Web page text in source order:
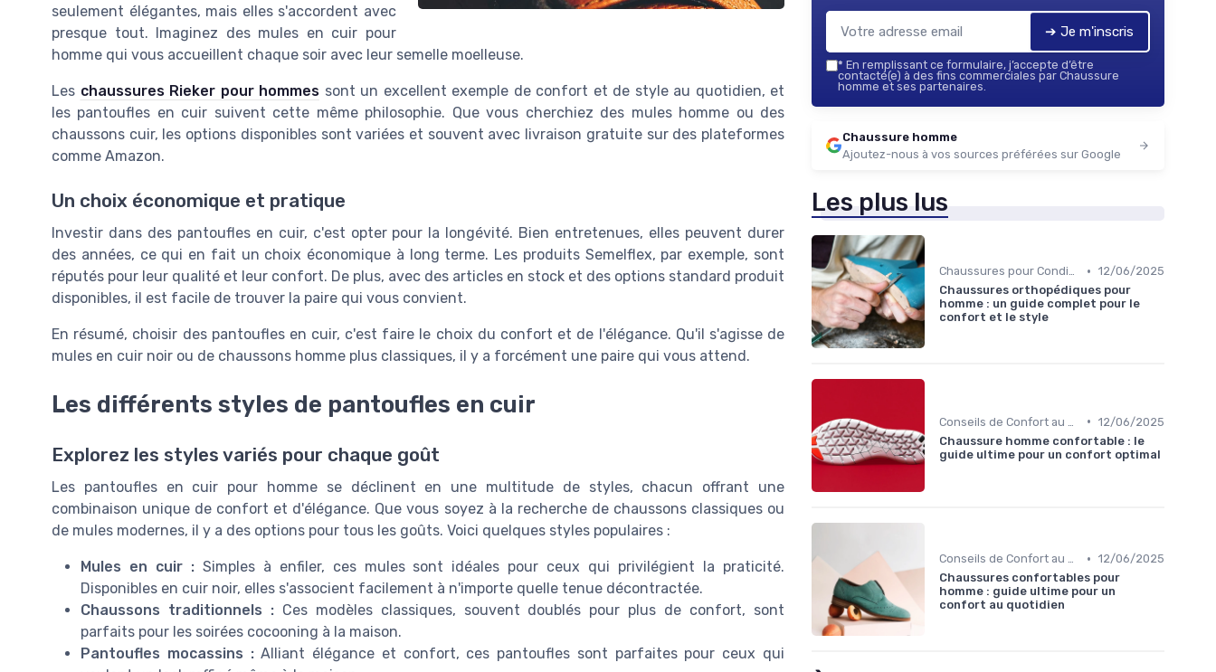
seulement élégantes, mais elles s'accordent avec
presque tout. Imaginez des mules en cuir pour
homme qui vous accueillent chaque soir avec leur semelle moelleuse.
Les chaussures Rieker pour hommes sont un excellent exemple de confort et de style au quotidien, et
les pantoufles en cuir suivent cette même philosophie. Que vous cherchiez des mules homme ou des
chaussons cuir, les options disponibles sont variées et souvent avec livraison gratuite sur des plateformes
comme Amazon.
Un choix économique et pratique
Investir dans des pantoufles en cuir, c'est opter pour la longévité. Bien entretenues, elles peuvent durer
des années, ce qui en fait un choix économique à long terme. Les produits Semelflex, par exemple, sont
réputés pour leur qualité et leur confort. De plus, avec des articles en stock et des options standard produit
disponibles, il est facile de trouver la paire qui vous convient.
En résumé, choisir des pantoufles en cuir, c'est faire le choix du confort et de l'élégance. Qu'il s'agisse de
mules en cuir noir ou de chaussons homme plus classiques, il y a forcément une paire qui vous attend.
Les différents styles de pantoufles en cuir
Explorez les styles variés pour chaque goût
Les pantoufles en cuir pour homme se déclinent en une multitude de styles, chacun offrant une
combinaison unique de confort et d'élégance. Que vous soyez à la recherche de chaussons classiques ou
de mules modernes, il y a des options pour tous les goûts. Voici quelques styles populaires :
Mules en cuir :Simples à enfiler, ces mules sont idéales pour ceux qui privilégient la praticité.
Disponibles en cuir noir, elles s'associent facilement à n'importe quelle tenue décontractée.
Chaussons traditionnels :Ces modèles classiques, souvent doublés pour plus de confort, sont
parfaits pour les soirées cocooning à la maison.
Pantoufles mocassins :Alliant élégance et confort, ces pantoufles sont parfaites pour ceux qui
➔ Je m'inscris
* En remplissant ce formulaire, j’accepte d’être
contacté(e) à des fins commerciales par Chaussure
homme et ses partenaires.
Chaussure homme
Ajoutez-nous à vos sources préférées sur Google
Les plus lus
Chaussures pour Conditions Spécifiques • 12/06/2025
Chaussures orthopédiques pour
homme : un guide complet pour le
confort et le style
• 12/06/2025
Chaussure homme confortable : le
guide ultime pour un confort optimal
Conseils de Confort au Quotidien • 12/06/2025
Chaussures confortables pour
homme : guide ultime pour un
confort au quotidien